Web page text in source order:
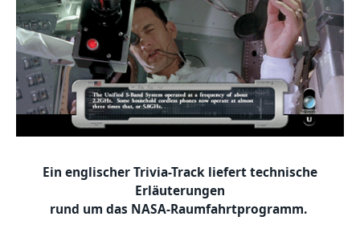
Ein englischer Trivia-Track liefert technische
Erläuterungen
rund um das NASA-Raumfahrtprogramm.